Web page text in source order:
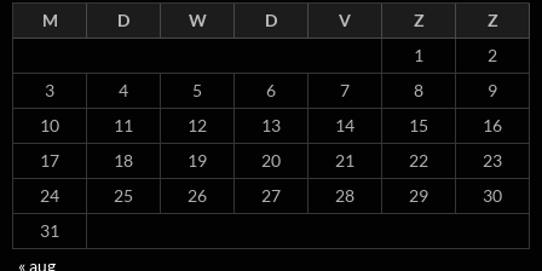
M D W D V Z
Z
1
2
3
4 5 6 7 8
9
10
11 12 13 14 15
16
17
18 19 20 21 22
23
24
25 26 27 28 29
30
31
« aug